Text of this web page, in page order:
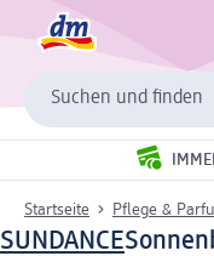
Suchen und finden
Startseite Pflege &
SUNDANCE